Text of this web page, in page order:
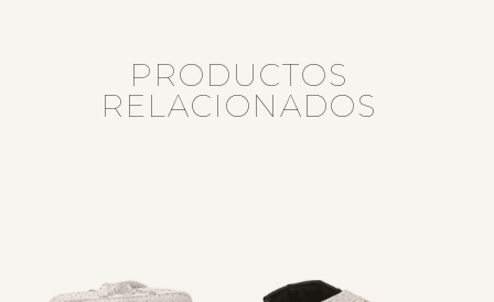
PRODUCTOS
RELACIONADOS